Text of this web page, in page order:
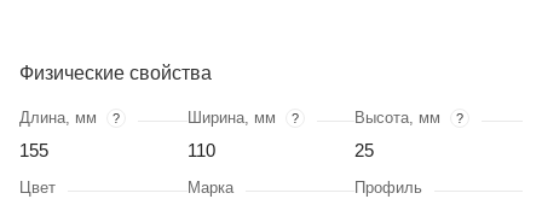
Физические свойства
Длина, мм ?
155
Ширина, мм ?
110
Высота, мм ?
25
Цвет Марка Профиль